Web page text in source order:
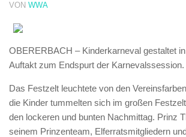
VON WWA
OBERERBACH – Kinderkarneval gestaltet
Auftakt zum Endspurt der Karnevalssession.
Das Festzelt leuchtete von den
die Kinder tummelten sich im großen
den lockeren und bunten Nachmittag. Prinz
seinem Prinzenteam, Elferratsmitgliedern